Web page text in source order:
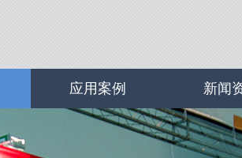
应用案例 新闻